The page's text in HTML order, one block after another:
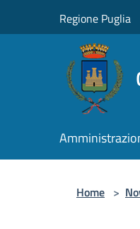
Regione Puglia
Home >